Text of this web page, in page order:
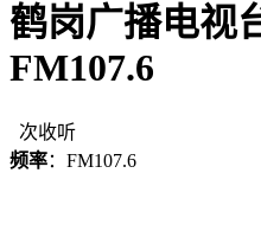
鹤岗广播电视
FM107.6
次收听
频率：FM107.6